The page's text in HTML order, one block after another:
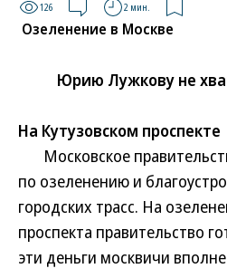
126 2 мин.
Озеленение в Москве
Юрию Лужкову не
На Кутузовском проспекте
Московское
по озеленению и
городских трасс. На
проспекта правительство
эти деньги москвичи